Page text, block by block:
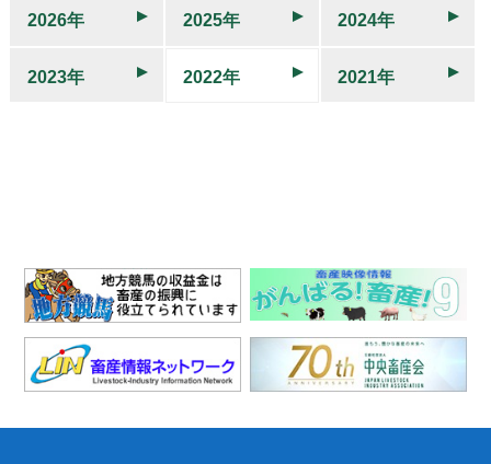
2026年 2025年 2024年
2023年 2022年 2021年